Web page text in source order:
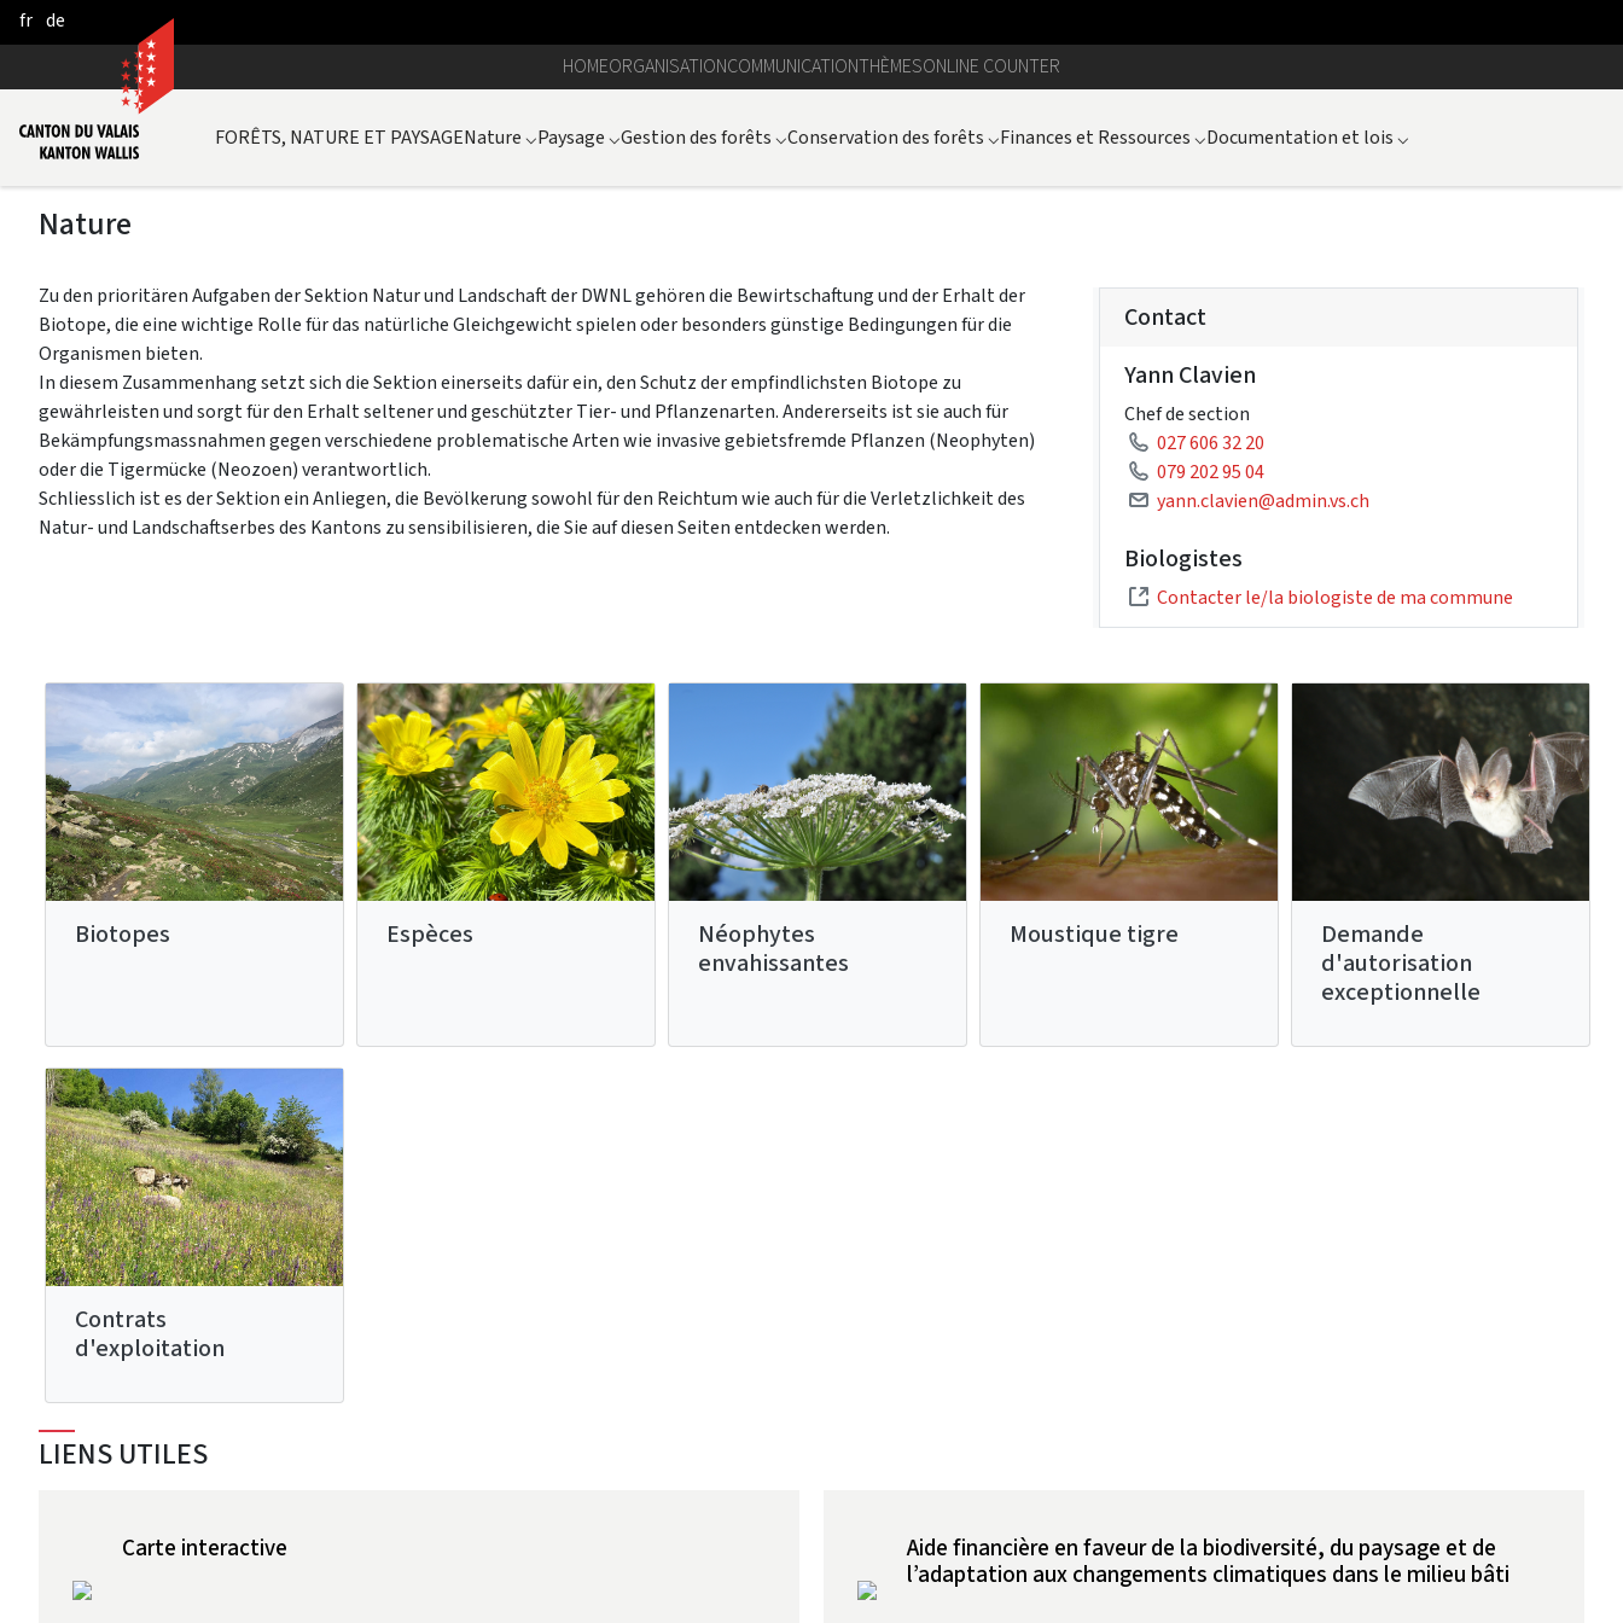
Skip to Main Content
fr de
HOMEORGANISATIONCOMMUNICATIONTHÈMESONLINE COUNTER
FORÊTS, NATURE ET PAYSAGENature ⌵Paysage ⌵Gestion des forêts ⌵Conservation des forêts ⌵Finances et Ressources ⌵Documentation et lois ⌵
Nature
Zu den prioritären Aufgaben der Sektion Natur und Landschaft der DWNL gehören die Bewirtschaftung und der Erhalt der
Biotope, die eine wichtige Rolle für das natürliche Gleichgewicht spielen oder besonders günstige Bedingungen für die
Organismen bieten.
In diesem Zusammenhang setzt sich die Sektion einerseits dafür ein, den Schutz der empfindlichsten Biotope zu
gewährleisten und sorgt für den Erhalt seltener und geschützter Tier- und Pflanzenarten. Andererseits ist sie auch für
Bekämpfungsmassnahmen gegen verschiedene problematische Arten wie invasive gebietsfremde Pflanzen (Neophyten)
oder die Tigermücke (Neozoen) verantwortlich.
Schliesslich ist es der Sektion ein Anliegen, die Bevölkerung sowohl für den Reichtum wie auch für die Verletzlichkeit des
Natur- und Landschaftserbes des Kantons zu sensibilisieren, die Sie auf diesen Seiten entdecken werden.
Contact
Yann Clavien
Chef de section
027 606 32 20
079 202 95 04
yann.clavien@admin.vs.ch
Biologistes
Contacter le/la biologiste de ma commune
Biotopes Espèces
Néophytes
envahissantes
Moustique tigre
Demande
d'autorisation
exceptionnelle
Contrats
d'exploitation
LIENS UTILES
Carte interactive
Aide financière en faveur de la biodiversité, du paysage et de
l’adaptation aux changements climatiques dans le milieu bâti